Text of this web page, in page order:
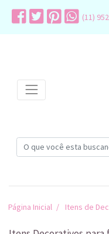
(11)
Página Inicial Itens de